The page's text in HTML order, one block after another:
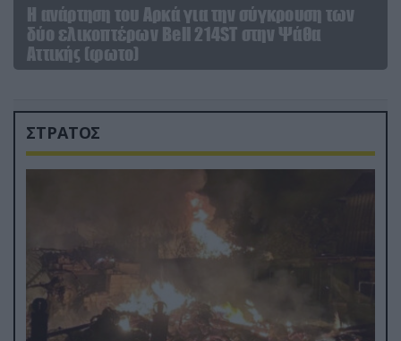
Η ανάρτηση του Αρκά για την σύγκρουση των
δύο ελικοπτέρων Bell 214ST στην Ψάθα
Αττικής (φωτο)
ΣΤΡΑΤΟΣ